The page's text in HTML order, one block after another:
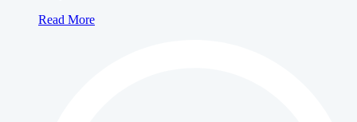
Canon
Read More